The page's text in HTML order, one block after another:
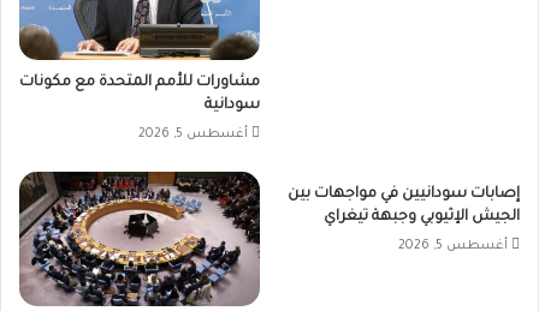
مشاورات للأمم المتحدة مع مكونات
سودانية
أغسطس 5, 2026
إصابات سودانيين في مواجهات بين
الجيش الإثيوبي وجبهة تيغراي
أغسطس 5, 2026